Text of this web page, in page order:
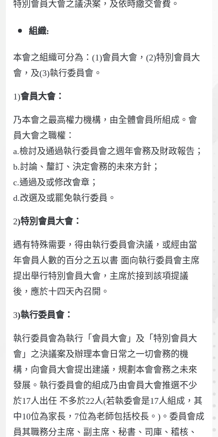
特別會員大會之議決案，及依時繳交會費。
組織:
本會之組織可分為：(1)會員大會，(2)特別會員大
會，及(3)執行委員會。
1)會員大會：
乃本會之最高權力機構，由全體會員所組成。會
員大會之職權：
a.檢討及通過執行委員會之週年會務及財政報告；
b.討論、釐訂、決定會務的未來方針；
c.通過及或修改會章；
d.改選及或罷免執行委員。
2)特別會員大會：
遇有特殊需要，得由執行委員會決議，或經由當
年會員人數的百分之五以書 面向執行委員會主席
提出舉行特別會員大會，主席於接到該項提議
後，應於十四天內召開。
3)執行委員會：
執行委員會為執行「會員大會」及「特別會員大
會」之決議案及辦理本會日常之一切會務的機
構，向會員大會提出建議，規劃本會會務之未來
發展。執行委員會的組成乃由會員大會推選不少
於17人出任 不多於22人(若執委會是17人組成，其
中10位為家長，7位為老師包括校長。)。委員會成
員其職務分主席、副主席、秘書、司庫、稽核、